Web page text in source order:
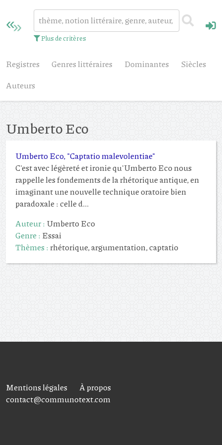
Plus de critères
Registres Genres littéraires Dominantes
Siècles
Auteurs
Umberto Eco
Umberto Eco, "Captatio malevolentiae"
C'est avec légèreté et ironie qu'Umberto Eco nous
rappelle les fondements de la rhétorique antique, en
imaginant une nouvelle technique oratoire bien
paradoxale : celle d...
Auteur : Umberto Eco
Genre : Essai
Thèmes :rhétorique, argumentation, captatio
Mentions légales
À propos
contact@communotext.com